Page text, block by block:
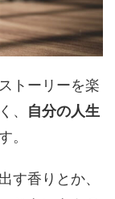
トーリーを楽
、 自分の人生
。
す香りとか、